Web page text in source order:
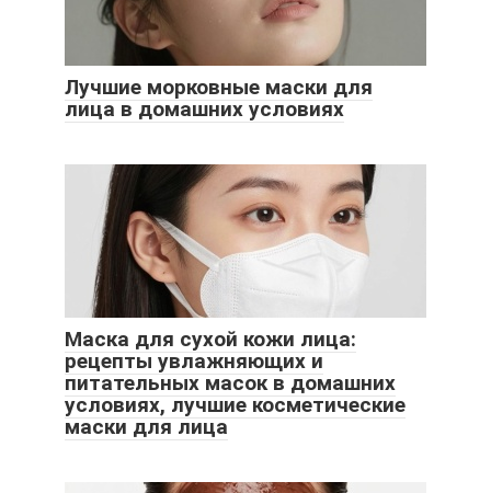
Лучшие морковные маски для
лица в домашних условиях
Маска для сухой кожи лица:
рецепты увлажняющих и
питательных масок в домашних
условиях, лучшие косметические
маски для лица